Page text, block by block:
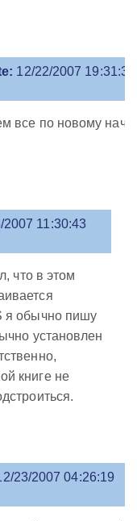
12/22/2007 19:31:37
все по новому
2007 11:30:43
что в этом
я обычно пишу
установлен
книге не
23/2007 04:26:19